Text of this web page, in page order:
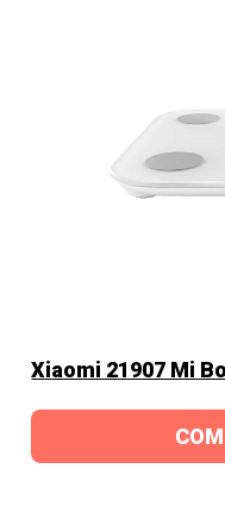
Xiaomi 21907 Mi